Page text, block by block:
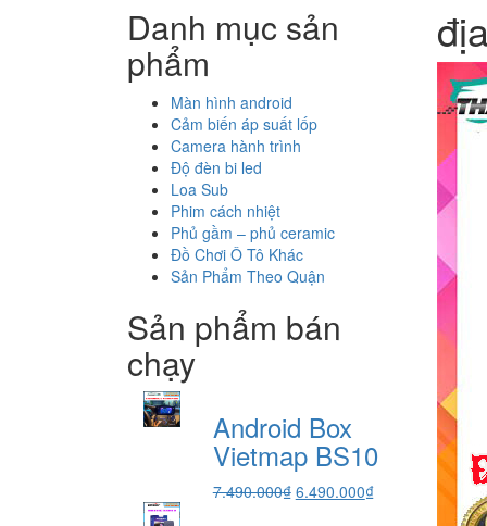
Danh mục sản
phẩm
Màn hình android
Cảm biến áp suất lốp
Camera hành trình
Độ đèn bi led
Loa Sub
Phim cách nhiệt
Phủ gầm – phủ ceramic
Đồ Chơi Ô Tô Khác
Sản Phẩm Theo Quận
Sản phẩm bán
chạy
Android Box
Vietmap BS10
7.490.000₫ Giá
6.490.000₫Giá